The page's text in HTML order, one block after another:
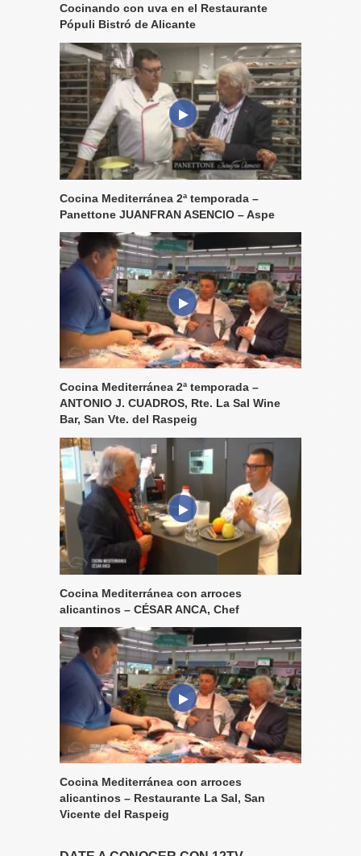
Cocinando con uva en el Restaurante
Pópuli Bistró de Alicante
Cocina Mediterránea 2ª temporada –
Panettone JUANFRAN ASENCIO – Aspe
Cocina Mediterránea 2ª temporada –
ANTONIO J. CUADROS, Rte. La Sal Wine
Bar, San Vte. del Raspeig
Cocina Mediterránea con arroces
alicantinos – CÉSAR ANCA, Chef
Cocina Mediterránea con arroces
alicantinos – Restaurante La Sal, San
Vicente del Raspeig